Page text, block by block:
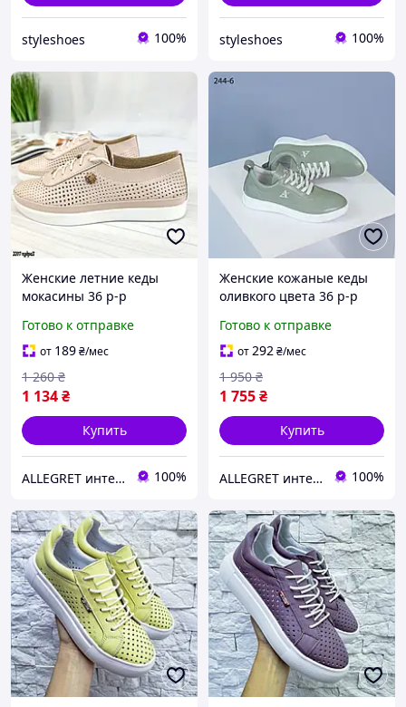
styleshoes 100% styleshoes 100%
Женские летние кеды
мокасины 36 р-р
Готово к отправке
от 189₴/мес
1 134₴
1 260 ₴
Купить
ALLEGRET интернет-магазин обуви 100%
Женские кожаные кеды
оливкого цвета 36 р-р
Готово к отправке
от292₴/мес
1 755₴
1 950 ₴
Купить
ALLEGRET интернет-магазин обуви 100%